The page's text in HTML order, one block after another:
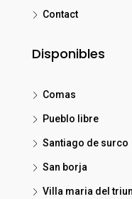
Contact
Disponibles
Comas
Pueblo libre
Santiago de surco
San borja
Villa maria del